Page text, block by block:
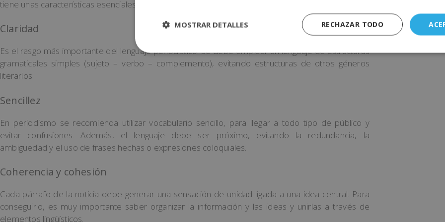
tiene unas características esenciales que lo hacen único. A continuación, te las detallamos.
Claridad
Es el rasgo más importante del lenguaje periodístico. Se debe emplear un lenguaje de estructuras
gramaticales simples (sujeto – verbo – complemento), evitando estructuras de otros géneros
literarios
Sencillez
En periodismo se recomienda utilizar vocabulario sencillo, para llegar a todo tipo de público y
evitar confusiones. Además, el lenguaje debe ser próximo, evitando la redundancia, la
ambigüedad y el uso de frases hechas o expresiones coloquiales.
Coherencia y cohesión
Cada párrafo de la noticia debe generar una sensación de unidad ligada a una idea central. Para
conseguirlo, es muy importante saber organizar la información y las ideas y unirlas a través de
elementos lingüísticos.
RECHAZAR TODO
MOSTRAR DETALLES